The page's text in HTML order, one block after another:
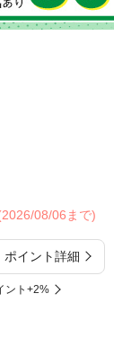
08/06まで)
ポイント詳細
ント+2%